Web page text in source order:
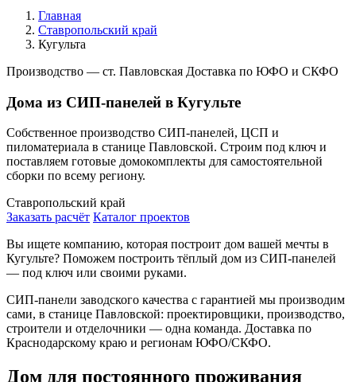
Главная
Ставропольский край
Кугульта
Производство — ст. Павловская Доставка по ЮФО и СКФО
Дома из СИП-панелей в Кугульте
Собственное производство СИП-панелей, ЦСП и
пиломатериала в станице Павловской. Строим под ключ и
поставляем готовые домокомплекты для самостоятельной
сборки по всему региону.
Ставропольский край
Заказать расчёт Каталог проектов
Вы ищете компанию, которая построит дом вашей мечты в
Кугульте? Поможем построить тёплый дом из СИП-панелей
— под ключ или своими руками.
СИП-панели заводского качества с гарантией мы производим
сами, в станице Павловской: проектировщики, производство,
строители и отделочники — одна команда. Доставка по
Краснодарскому краю и регионам ЮФО/СКФО.
Дом для постоянного проживания